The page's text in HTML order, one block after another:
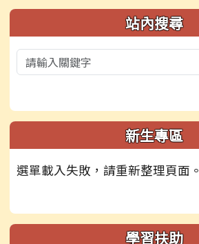
站內搜尋
新生專區
選單載入失敗，請重新整理頁面。
學習扶助